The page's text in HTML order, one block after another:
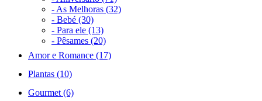
- As Melhoras (32)
- Bebé (30)
- Para ele (13)
- Pêsames (20)
Amor e Romance (17)
Plantas (10)
Gourmet (6)